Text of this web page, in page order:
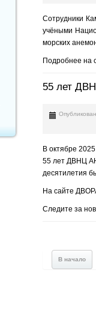
Сотрудники
учёными
морских
Подробнее на
55 лет
В октябре
55 лет ДВНЦ АН
десятилетия
На сайте
Следите за
В начало